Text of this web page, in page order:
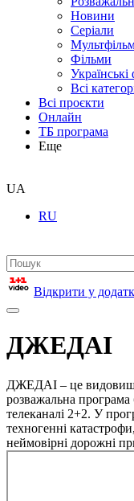
Новини
Серіали
Фільми
Українські
Всі
Всі проєкти
Онлайн
ТБ програма
Еще
UA
RU
Відкрити у
ДЖЕДАІ
ДЖЕДАІ – це
розважальна програма
телеканалі 2+2. У
техногенні
неймовірні дорожні